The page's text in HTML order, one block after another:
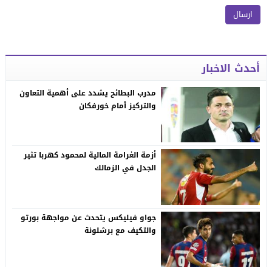
أحدث الاخبار
مدرب البطائح يشدد على أهمية التعاون
والتركيز أمام خورفكان
أزمة الغرامة المالية لمحمود كهربا تثير
الجدل في الزمالك
جواو فيليكس يتحدث عن مواجهة بورتو
والتكيف مع برشلونة